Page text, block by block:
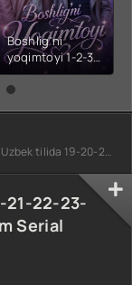
Boshlig'ni
yoqimtoyi 1-2-3-
4-5-6-7-10-20-
30-50-60-70-80-
tilida Barcha
qismlar 2026 HD
25-26-27-28-29-30-100 Qism Serial Tarjima Barcha qismlar
21-22-23-
Serial